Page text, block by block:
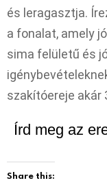
és leragasztja.
a fonalat, amely
sima felületű és
szakítóereje akár
Írd meg az
Share this: